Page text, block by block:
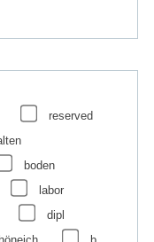
reserved
boden
labor
dipl